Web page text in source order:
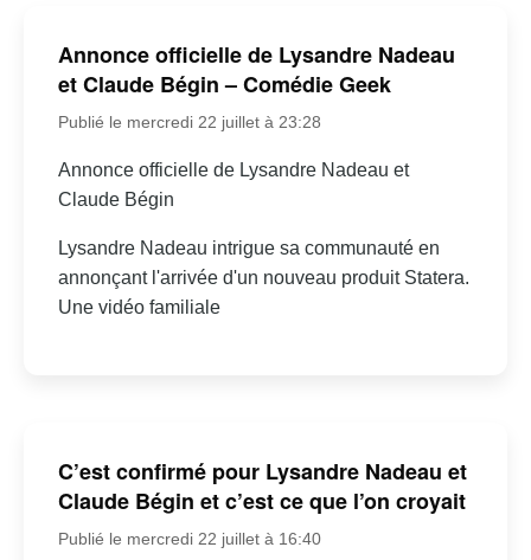
Annonce officielle de Lysandre Nadeau
et Claude Bégin – Comédie Geek
Publié le mercredi 22 juillet à 23:28
Annonce officielle de Lysandre Nadeau et
Claude Bégin
Lysandre Nadeau intrigue sa communauté en
annonçant l'arrivée d'un nouveau produit Statera.
Une vidéo familiale
C’est confirmé pour Lysandre Nadeau et
Claude Bégin et c’est ce que l’on croyait
Publié le mercredi 22 juillet à 16:40